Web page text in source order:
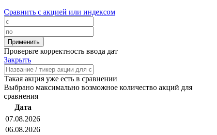
Сравнить с акцией или индексом
Проверьте корректность ввода дат
Закрыть
Такая акция уже есть в сравнении
Выбрано максимально возможное количество акций для
сравнения
Дата
07.08.2026
06.08.2026